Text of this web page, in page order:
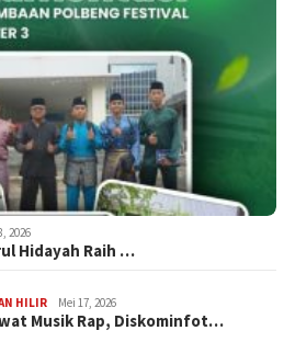
2026
Hidayah Raih …
HILIR Mei 17, 2026
Musik Rap, Diskominfot…